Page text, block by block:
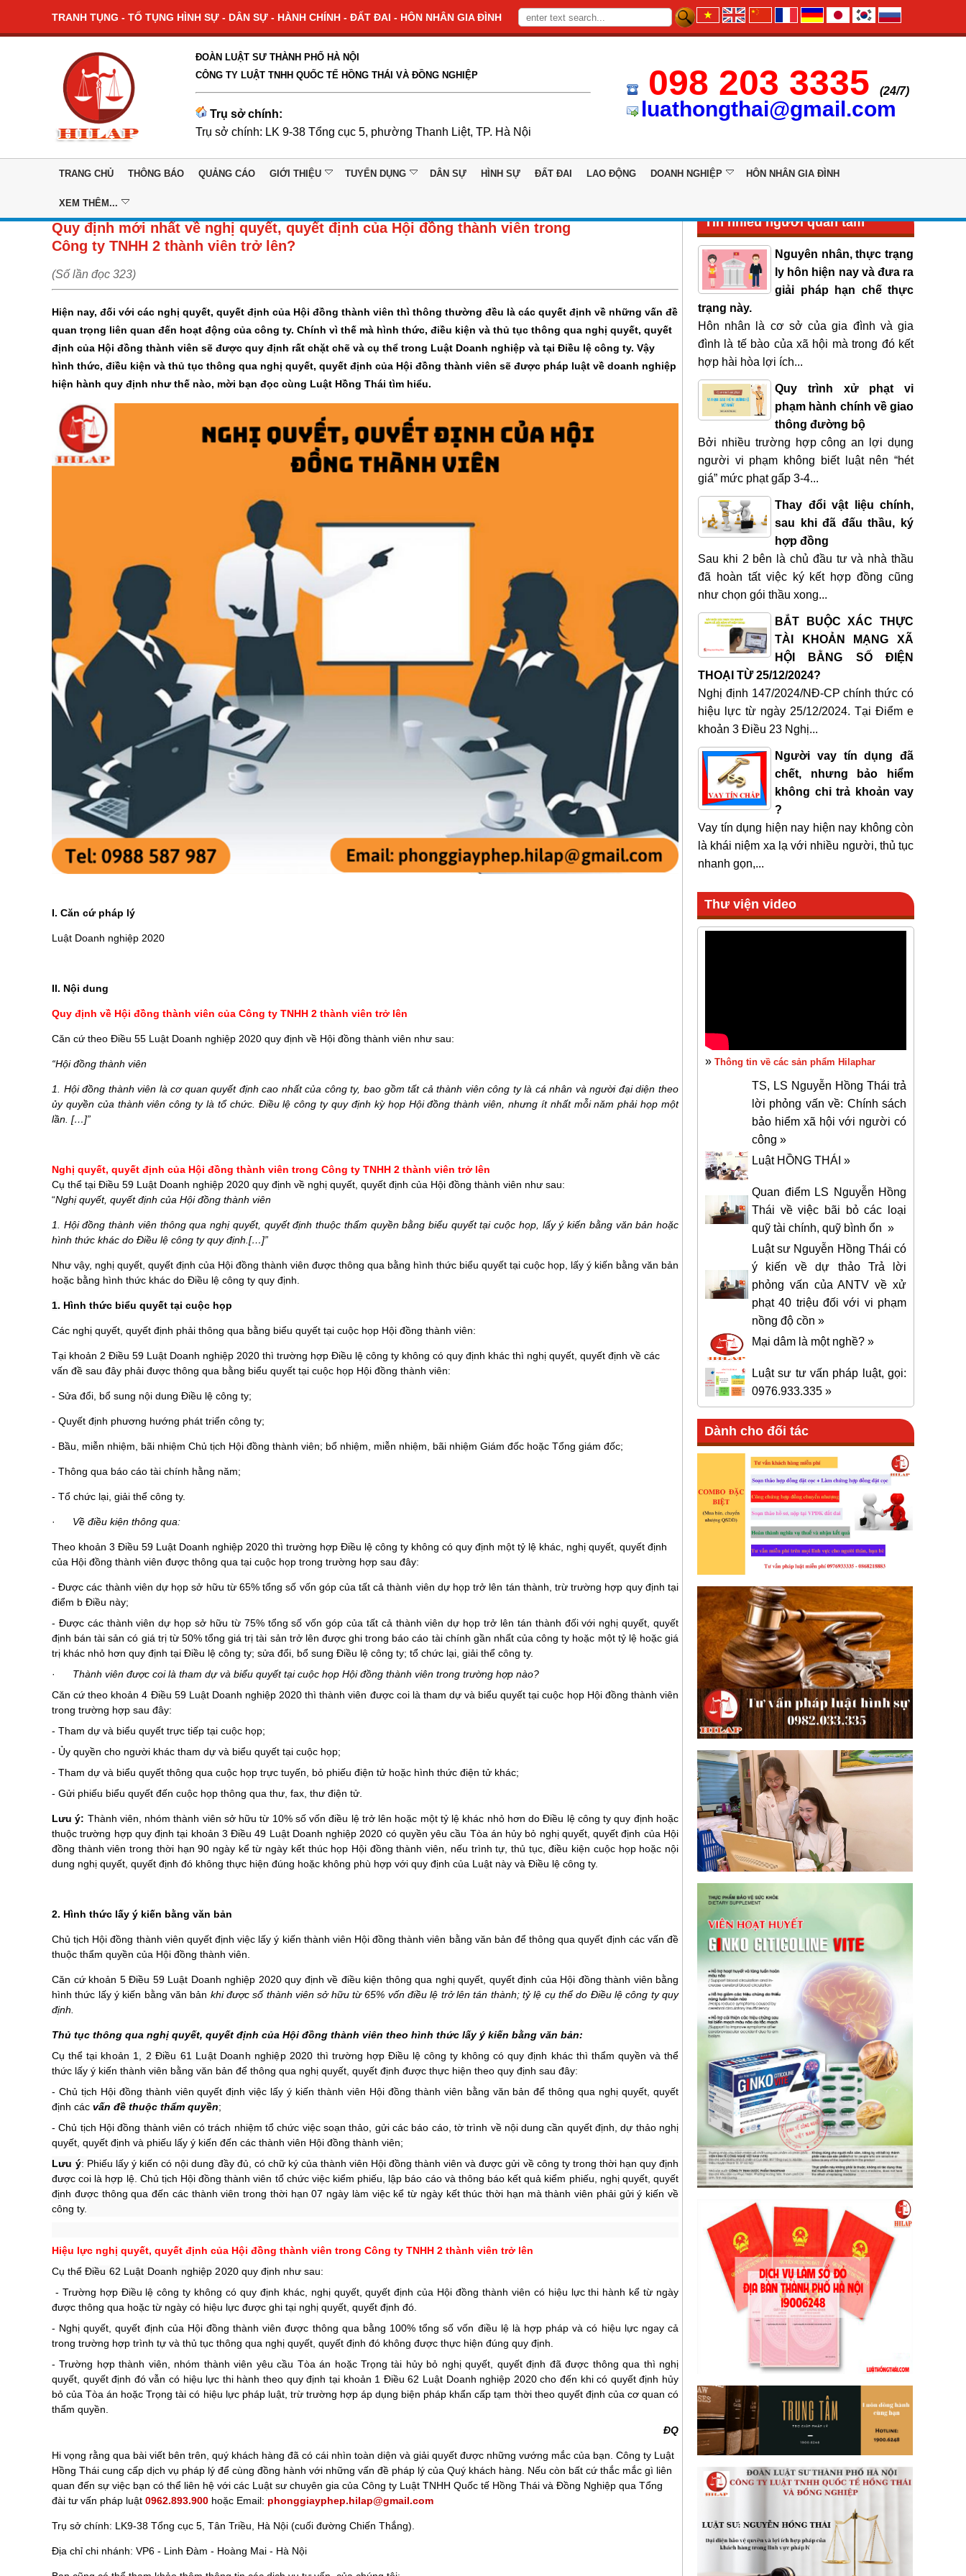
TRANH TỤNG - TỐ TỤNG HÌNH SỰ - DÂN SỰ - HÀNH CHÍNH - ĐẤT ĐAI - HÔN NHÂN GIA ĐÌNH
ĐOÀN LUẬT SƯ THÀNH PHỐ HÀ NỘI
CÔNG TY LUẬT TNHH QUỐC TẾ HỒNG THÁI VÀ ĐỒNG NGHIỆP
Trụ sở chính:
Trụ sở chính: LK 9-38 Tổng cục 5, phường Thanh Liệt, TP. Hà Nội
098 203 3335 (24/7)
luathongthai@gmail.com
TRANG CHỦ THÔNG BÁO QUẢNG CÁO GIỚI THIỆU TUYỂN DỤNG DÂN SỰ HÌNH SỰ ĐẤT ĐAI LAO ĐỘNG DOANH NGHIỆP HÔN NHÂN GIA ĐÌNH
XEM THÊM...
Quy định mới nhất về nghị quyết, quyết định của Hội đồng thành viên trong
Công ty TNHH 2 thành viên trở lên?
(Số lần đọc 323)
Hiện nay, đối với các nghị quyết, quyết định của Hội đồng thành viên thì thông thường đều là các quyết định về những vấn đề
quan trọng liên quan đến hoạt động của công ty. Chính vì thế mà hình thức, điều kiện và thủ tục thông qua nghị quyết, quyết
định của Hội đồng thành viên sẽ được quy định rất chặt chẽ và cụ thể trong Luật Doanh nghiệp và tại Điều lệ công ty. Vậy
hình thức, điều kiện và thủ tục thông qua nghị quyết, quyết định của Hội đồng thành viên sẽ được pháp luật về doanh nghiệp
hiện hành quy định như thế nào, mời bạn đọc cùng Luật Hồng Thái tìm hiểu.
I. Căn cứ pháp lý
Luật Doanh nghiệp 2020
II. Nội dung
Quy định về Hội đồng thành viên của Công ty TNHH 2 thành viên trở lên
Căn cứ theo Điều 55 Luật Doanh nghiệp 2020 quy định về Hội đồng thành viên như sau:
“Hội đồng thành viên
1. Hội đồng thành viên là cơ quan quyết định cao nhất của công ty, bao gồm tất cả thành viên công ty là cá nhân và người đại diện theo
ủy quyền của thành viên công ty là tổ chức. Điều lệ công ty quy định kỳ họp Hội đồng thành viên, nhưng ít nhất mỗi năm phải họp một
lần. […]”
Nghị quyết, quyết định của Hội đồng thành viên trong Công ty TNHH 2 thành viên trở lên
Cụ thể tại Điều 59 Luật Doanh nghiệp 2020 quy định về nghị quyết, quyết định của Hội đồng thành viên như sau:
“Nghị quyết, quyết định của Hội đồng thành viên
1. Hội đồng thành viên thông qua nghị quyết, quyết định thuộc thẩm quyền bằng biểu quyết tại cuộc họp, lấy ý kiến bằng văn bản hoặc
hình thức khác do Điều lệ công ty quy định.[…]”
Như vậy, nghị quyết, quyết định của Hội đồng thành viên được thông qua bằng hình thức biểu quyết tại cuộc họp, lấy ý kiến bằng văn bản
hoặc bằng hình thức khác do Điều lệ công ty quy định.
1. Hình thức biểu quyết tại cuộc họp
Các nghị quyết, quyết định phải thông qua bằng biểu quyết tại cuộc họp Hội đồng thành viên:
Tại khoản 2 Điều 59 Luật Doanh nghiệp 2020 thì trường hợp Điều lệ công ty không có quy định khác thì nghị quyết, quyết định về các
vấn đề sau đây phải được thông qua bằng biểu quyết tại cuộc họp Hội đồng thành viên:
- Sửa đổi, bổ sung nội dung Điều lệ công ty;
- Quyết định phương hướng phát triển công ty;
- Bầu, miễn nhiệm, bãi nhiệm Chủ tịch Hội đồng thành viên; bổ nhiệm, miễn nhiệm, bãi nhiệm Giám đốc hoặc Tổng giám đốc;
- Thông qua báo cáo tài chính hằng năm;
- Tổ chức lại, giải thể công ty.
· Về điều kiện thông qua:
Theo khoản 3 Điều 59 Luật Doanh nghiệp 2020 thì trường hợp Điều lệ công ty không có quy định một tỷ lệ khác, nghị quyết, quyết định
của Hội đồng thành viên được thông qua tại cuộc họp trong trường hợp sau đây:
-Được các thành viên dự họp sở hữu từ 65% tổng số vốn góp của tất cả thành viên dự họp trở lên tán thành, trừ trường hợp quy định tại
điểm b Điều này;
- Được các thành viên dự họp sở hữu từ 75% tổng số vốn góp của tất cả thành viên dự họp trở lên tán thành đối với nghịquyết, quyết
định bán tài sản có giá trị từ 50% tổng giá trị tài sản trở lên được ghitrong báo cáo tài chính gần nhất của công ty hoặc một tỷ lệ hoặc giá
trị khác nhỏ hơn quy định tại Điều lệ công ty; sửa đổi, bổ sung Điều lệ công ty; tổ chức lại, giải thể công ty.
·
Thành viên được coi là tham dự và biểu quyết tại cuộc họp Hội đồng thành viên trong trường hợp nào?
Căn cứ theo khoản 4 Điều 59 Luật Doanh nghiệp 2020 thìthành viên được coi là tham dự và biểu quyết tại cuộc họp Hội đồng thành viên
trong trường hợp sau đây:
- Tham dự và biểu quyết trực tiếp tại cuộc họp;
- Ủy quyền cho người khác tham dự và biểu quyết tại cuộc họp;
- Tham dự và biểu quyết thông qua cuộc họp trực tuyến, bỏ phiếu điện tử hoặc hình thức điện tử khác;
- Gửi phiếu biểu quyết đến cuộc họp thông qua thư, fax, thư điện tử.
Lưu ý: Thành viên, nhóm thành viên sở hữu từ 10% số vốn điều lệ trở lên hoặc một tỷ lệ khác nhỏ hơn do Điều lệ công ty quy định hoặc
thuộc trường hợp quy định tại khoản 3 Điều 49 Luật Doanh nghiệp 2020 có quyền yêu cầu Tòa án hủy bỏ nghị quyết, quyết định của Hội
đồng thành viên trong thời hạn 90 ngày kể từ ngày kết thúc họp Hội đồng thành viên, nếu trình tự, thủ tục, điều kiện cuộc họp hoặc nội
dung nghị quyết, quyết định đó không thực hiện đúng hoặc không phù hợp với quy định của Luật này và Điều lệ công ty.
2. Hình thức lấy ý kiến bằng văn bản
Chủ tịch Hội đồng thành viên quyết định việc lấy ý kiến thành viên Hội đồng thành viên bằng văn bản để thông qua quyết định các vấn đề
thuộc thẩm quyền của Hội đồng thành viên.
Căn cứ khoản 5 Điều 59 Luật Doanh nghiệp 2020quy định về điều kiện thông qua nghị quyết, quyết định của Hội đồng thành viên bằng
hình thức lấy ý kiến bằng văn bản khi được số thành viên sở hữu từ 65% vốn điều lệ trở lên tán thành; tỷ lệ cụ thể do Điều lệ công ty quy
định.
Thủ tục thông qua nghị quyết, quyết định của Hội đồng thành viên theo hình thức lấy ý kiến bằng văn bản:
Cụ thể tại khoản 1, 2 Điều 61 Luật Doanh nghiệp 2020 thì trường hợp Điều lệ công ty không có quy định khác thì thẩm quyền và thể
thức lấy ý kiến thành viên bằng văn bản để thông qua nghị quyết, quyết định được thực hiện theo quy định sau đây:
- Chủ tịch Hội đồng thành viên quyết định việc lấy ý kiến thành viên Hội đồng thành viên bằng văn bản để thông qua nghị quyết,quyết
định các vấn đề thuộc thẩm quyền;
-Chủ tịch Hội đồng thành viên có trách nhiệm tổ chức việc soạn thảo, gửi các báo cáo, tờ trình về nội dung cần quyết định, dự thảo nghị
quyết, quyết định và phiếu lấy ý kiến đến các thành viên Hội đồng thành viên;
Lưu ý: Phiếu lấy ý kiến có nội dung đầy đủ, có chữ ký của thành viên Hội đồng thành viên và được gửi về công ty trong thời hạn quy định
được coi là hợp lệ. Chủ tịch Hội đồng thành viên tổ chức việc kiểm phiếu, lập báo cáo và thông báo kết quả kiểm phiếu, nghị quyết, quyết
định được thông qua đến các thành viên trong thời hạn 07 ngày làm việc kể từ ngày kết thúc thời hạn mà thành viên phải gửi ý kiến về
công ty.
Hiệu lực nghị quyết, quyết định của Hội đồng thành viên trong Công ty TNHH 2 thành viên trở lên
Cụ thể Điều 62 Luật Doanh nghiệp 2020 quy định như sau:
- Trường hợp Điều lệ công ty không có quy định khác, nghị quyết, quyết định của Hội đồng thành viên có hiệu lực thi hành kể từ ngày
được thông qua hoặc từ ngày có hiệu lực được ghi tại nghị quyết, quyết định đó.
- Nghị quyết, quyết định của Hội đồng thành viên được thông qua bằng 100% tổng số vốn điều lệ là hợp pháp và có hiệu lực ngay cả
trong trường hợp trình tự và thủ tục thông qua nghị quyết, quyết định đó không được thực hiện đúng quy định.
-Trường hợp thành viên, nhóm thành viên yêu cầu Tòa án hoặc Trọng tài hủy bỏ nghị quyết, quyết định đã được thông qua thì nghị
quyết, quyết định đó vẫn có hiệu lực thi hành theo quy định tại khoản 1 Điều62 Luật Doanh nghiệp 2020cho đến khi có quyết định hủy
bỏ của Tòa án hoặc Trọng tài có hiệu lực pháp luật, trừ trường hợp áp dụng biện pháp khẩn cấp tạm thời theo quyết định của cơ quan có
thẩm quyền.
ĐQ
Hi vọng rằng qua bài viết bên trên, quý khách hàng đã có cái nhìn toàn diện và giải quyết được những vướng mắc của bạn. Công ty Luật
Hồng Thái cung cấp dịch vụ pháp lý để cùng đồng hành với những vấn đề pháp lý của Quý khách hàng. Nếu còn bất cứ thắc mắc gì liên
quan đến sự việc bạn có thể liên hệ với các Luật sư chuyên gia của Công ty Luật TNHH Quốc tế Hồng Thái và Đồng Nghiệp qua Tổng
đài tư vấn pháp luật 0962.893.900 hoặc Email: phonggiayphep.hilap@gmail.com
Trụ sở chính: LK9-38 Tổng cục 5, Tân Triều, Hà Nội (cuối đường Chiến Thắng).
Địa chỉ chi nhánh: VP6 - Linh Đàm - Hoàng Mai - Hà Nội
Tin nhiều người quan tâm
Nguyên nhân, thực trạng
ly hôn hiện nay và đưa ra
giải pháp hạn chế thực
trạng này.
Hôn nhân là cơ sở của gia đình và gia
đình là tế bào của xã hội mà trong đó kết
hợp hài hòa lợi ích...
Quy trình xử phạt vi
phạm hành chính về giao
thông đường bộ
Bởi nhiều trường hợp công an lợi dụng
người vi phạm không biết luật nên “hét
giá” mức phạt gấp 3-4...
Thay đổi vật liệu chính,
sau khi đã đấu thầu, ký
hợp đồng
Sau khi 2 bên là chủ đầu tư và nhà thầu
đã hoàn tất việc ký kết hợp đồng cũng
như chọn gói thầu xong...
BẮT BUỘC XÁC THỰC
TÀI KHOẢN MẠNG XÃ
HỘI BẰNG SỐ ĐIỆN
THOẠI TỪ 25/12/2024?
Nghị định 147/2024/NĐ-CP chính thức có
hiệu lực từ ngày 25/12/2024. Tại Điểm e
khoản 3 Điều 23 Nghị...
Người vay tín dụng đã
chết, nhưng bảo hiểm
không chi trả khoản vay
?
Vay tín dụng hiện nay hiện nay không còn
là khái niệm xa lạ với nhiều người, thủ tục
nhanh gọn,...
Thư viện video
» Thông tin về các sản phẩm Hilaphar
TS, LS Nguyễn Hồng Thái trả
lời phỏng vấn về: Chính sách
bảo hiểm xã hội với người có
công »
Luật HỒNG THÁI »
Quan điểm LS Nguyễn Hồng
Thái về việc bãi bỏ các loại
quỹ tài chính, quỹ bình ổn »
Luật sư Nguyễn Hồng Thái có
ý kiến về dự thảo Trả lời
phỏng vấn của ANTV về xử
phạt 40 triệu đối với vi phạm
nồng độ cồn »
Mại dâm là một nghề? »
Luật sư tư vấn pháp luật, gọi:
0976.933.335 »
Dành cho đối tác